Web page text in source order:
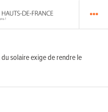
solaire exige de rendre le